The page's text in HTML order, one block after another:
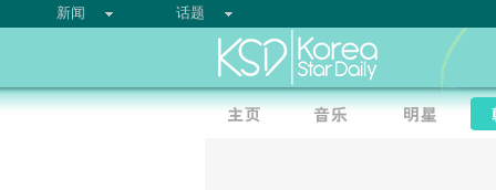
新闻 话题